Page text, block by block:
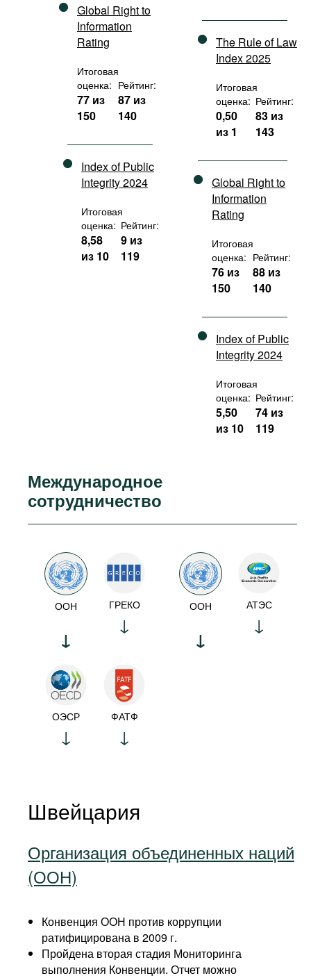
Global Right to
Information
Rating
Итоговая
оценка:
77 из
150
Рейтинг:
87 из
140
Index of Public
Integrity 2024
Итоговая
оценка:
8,58
из 10
Рейтинг:
9 из
119
The Rule of Law
Index 2025
Итоговая
оценка:
0,50
из 1
Рейтинг:
83 из
143
Global Right to
Information
Rating
Итоговая
оценка:
76 из
150
Рейтинг:
88 из
140
Index of Public
Integrity 2024
Итоговая
оценка:
5,50
из 10
Рейтинг:
74 из
119
Международное
сотрудничество
ООН ГРЕКО
ОЭСР ФАТФ
ООН АТЭС
Швейцария
Организация объединенных наций
(ООН)
Конвенция ООН против коррупции
ратифицирована в 2009 г.
Пройдена вторая стадия Мониторинга
выполнения Конвенции. Отчет можно